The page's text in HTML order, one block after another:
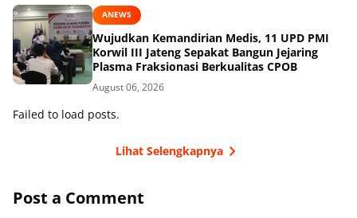
ANEWS
Wujudkan Kemandirian Medis, 11 UPD PMI
Korwil III Jateng Sepakat Bangun Jejaring
Plasma Fraksionasi Berkualitas CPOB
August 06, 2026
Failed to load posts.
Lihat Selengkapnya
Post a Comment